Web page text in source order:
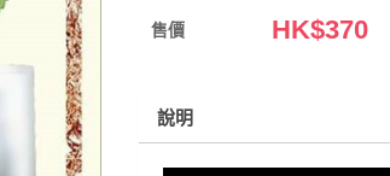
售價 HK$370
說明